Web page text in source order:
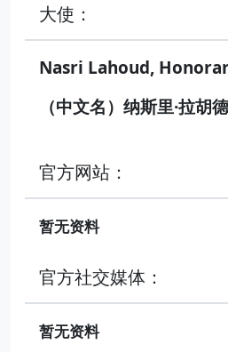
大使：
Nasri Lahoud,
（中文名）纳斯里·拉胡
官方网站：
暂无资料
官方社交媒体：
暂无资料